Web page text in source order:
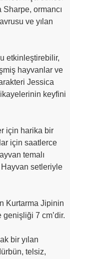
ormancı
ve yılan
etkinleştirebilir,
hayvanlar ve
Jessica
keyfini
için harika bir
için saatlerce
temalı
setleriyle
Kurtarma Jipinin
7 cm’dir.
bir yılan
telsiz,